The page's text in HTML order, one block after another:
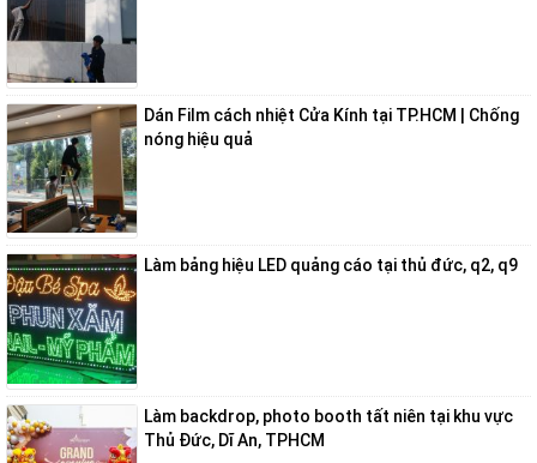
Dán Film cách nhiệt Cửa Kính tại TP.HCM | Chống
nóng hiệu quả
Làm bảng hiệu LED quảng cáo tại thủ đức, q2, q9
Làm backdrop, photo booth tất niên tại khu vực
Thủ Đức, Dĩ An, TPHCM